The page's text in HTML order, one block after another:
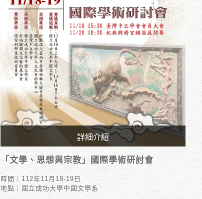
詳細介紹
時間︱112年11月18-19日
地點︱國立成功大學中國文學系
「文學、思想與宗教」國際學術研討會
時間︱112年11月18-19日
地點︱國立成功大學中國文學系